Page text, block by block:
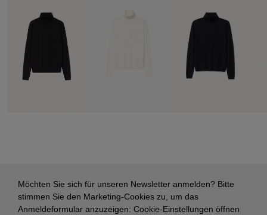
Möchten Sie sich für unseren Newsletter anmelden? Bitte
stimmen Sie den Marketing-Cookies zu, um das
Anmeldeformular anzuzeigen: Cookie-Einstellungen öffnen